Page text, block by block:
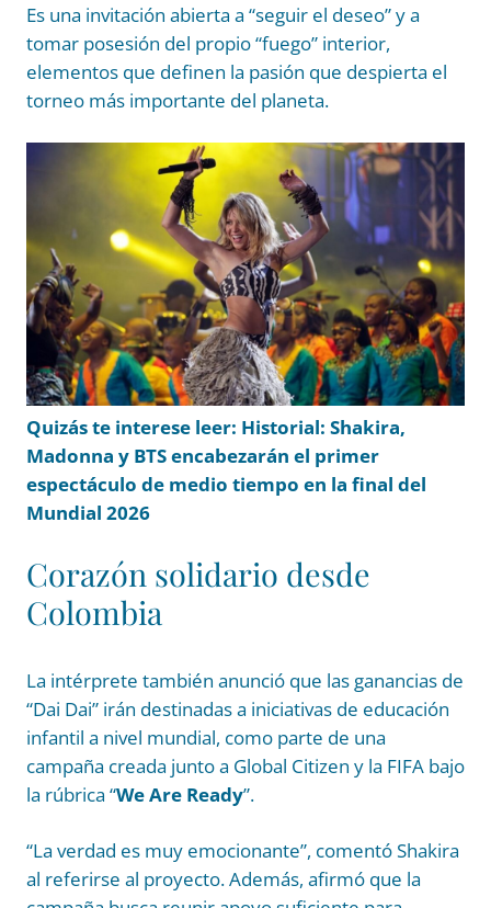
Es una invitación abierta a “seguir el deseo” y a
tomar posesión del propio “fuego” interior,
elementos que definen la pasión que despierta el
torneo más importante del planeta.
Quizás te interese leer: Historial: Shakira,
Madonna y BTS encabezarán el primer
espectáculo de medio tiempo en la final del
Mundial 2026
Corazón solidario desde
Colombia
La intérprete también anunció que las ganancias de
“Dai Dai” irán destinadas a iniciativas de educación
infantil a nivel mundial, como parte de una
campaña creada junto a Global Citizen y la FIFA bajo
la rúbrica “We Are Ready”.
“La verdad es muy emocionante”, comentó Shakira
al referirse al proyecto. Además, afirmó que la